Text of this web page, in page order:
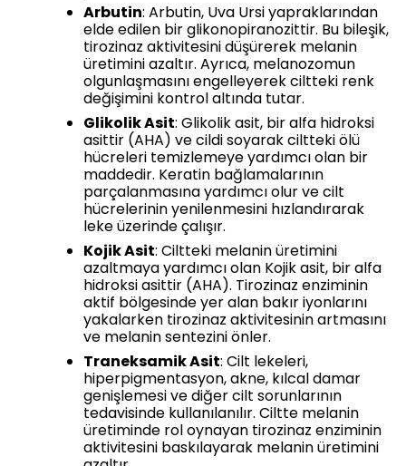
Arbutin: Arbutin, Uva Ursi yapraklarından
elde edilen bir glikonopiranozittir. Bu bileşik,
tirozinaz aktivitesini düşürerek melanin
üretimini azaltır. Ayrıca, melanozomun
olgunlaşmasını engelleyerek ciltteki renk
değişimini kontrol altında tutar.
Glikolik Asit: Glikolik asit, bir alfa hidroksi
asittir (AHA) ve cildi soyarak ciltteki ölü
hücreleri temizlemeye yardımcı olan bir
maddedir. Keratin bağlamalarının
parçalanmasına yardımcı olur ve cilt
hücrelerinin yenilenmesini hızlandırarak
leke üzerinde çalışır.
Kojik Asit: Ciltteki melanin üretimini
azaltmaya yardımcı olan Kojik asit, bir alfa
hidroksi asittir (AHA). Tirozinaz enziminin
aktif bölgesinde yer alan bakır iyonlarını
yakalarken tirozinaz aktivitesinin artmasını
ve melanin sentezini önler.
Traneksamik Asit: Cilt lekeleri,
hiperpigmentasyon, akne, kılcal damar
genişlemesi ve diğer cilt sorunlarının
tedavisinde kullanılanılır. Ciltte melanin
üretiminde rol oynayan tirozinaz enziminin
aktivitesini baskılayarak melanin üretimini